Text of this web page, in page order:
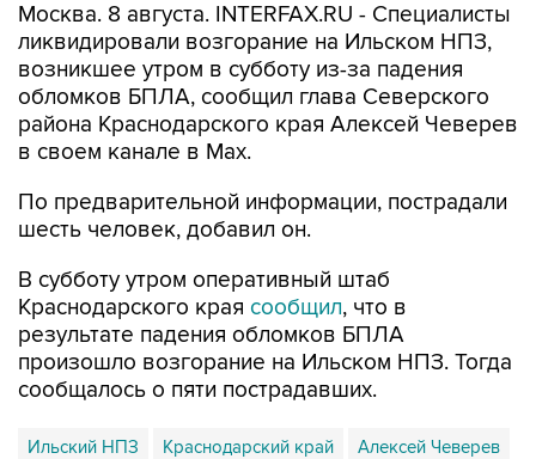
Москва. 8 августа. INTERFAX.RU - Специалисты
ликвидировали возгорание на Ильском НПЗ,
возникшее утром в субботу из-за падения
обломков БПЛА, сообщил глава Северского
района Краснодарского края Алексей Чеверев
в своем канале в Max.
По предварительной информации, пострадали
шесть человек, добавил он.
В субботу утром оперативный штаб
Краснодарского края сообщил, что в
результате падения обломков БПЛА
произошло возгорание на Ильском НПЗ. Тогда
сообщалось о пяти пострадавших.
Ильский НПЗ Краснодарский край Алексей Чеверев